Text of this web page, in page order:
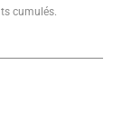
cumulés.